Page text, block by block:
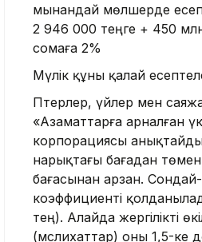
мынандай мөлшерде
2 946 000 теңге + 450
сомаға 2%
Мүлік құны қалай
Пәтерлер, үйлер мен
«Азаматтарға арналған
корпорациясы
нарықтағы бағадан
бағасынан арзан. Сондай-
коэффициенті
тең). Алайда жергілікті
(мәслихаттар) оны 1,5-ке